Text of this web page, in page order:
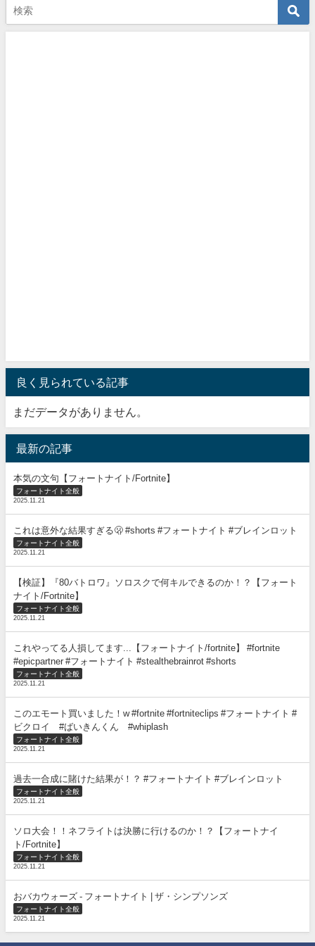
良く見られている記事
まだデータがありません。
最新の記事
本気の文句【フォートナイト/Fortnite】
フォートナイト全般
2025.11.21
これは意外な結果すぎる🫢 #shorts #フォートナイト #ブレインロット
フォートナイト全般
2025.11.21
【検証】『80バトロワ』ソロスクで何キルできるのか！？【フォート
ナイト/Fortnite】
フォートナイト全般
2025.11.21
これやってる人損してます...【フォートナイト/fortnite】 #fortnite
#epicpartner #フォートナイト #stealthebrainrot #shorts
フォートナイト全般
2025.11.21
このエモート買いました！w #fortnite #fortniteclips #フォートナイト #
ビクロイ #ばいきんくん #whiplash
フォートナイト全般
2025.11.21
過去一合成に賭けた結果が！？ #フォートナイト #ブレインロット
フォートナイト全般
2025.11.21
ソロ大会！！ネフライトは決勝に行けるのか！？【フォートナイ
ト/Fortnite】
フォートナイト全般
2025.11.21
おバカウォーズ - フォートナイト | ザ・シンプソンズ
フォートナイト全般
2025.11.21